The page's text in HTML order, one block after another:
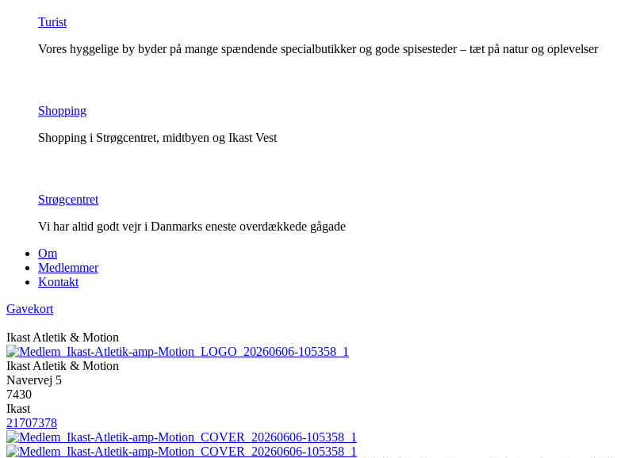
Turist
Vores hyggelige by byder på mange spændende specialbutikker og gode spisesteder – tæt på natur og oplevelser
Shopping
Shopping i Strøgcentret, midtbyen og Ikast Vest
Strøgcentret
Vi har altid godt vejr i Danmarks eneste overdækkede gågade
Om
Medlemmer
Kontakt
Gavekort
Ikast Atletik & Motion
Ikast Atletik & Motion
Navervej 5
7430
Ikast
21707378